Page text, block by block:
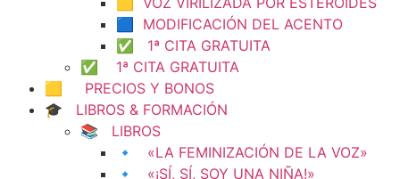
🟦 MODIFICACIÓN DEL ACENTO
✅ 1ª CITA GRATUITA
✅ 1ª CITA GRATUITA
🟨 PRECIOS Y BONOS
🎓 LIBROS & FORMACIÓN
📚 LIBROS
🔹 «LA FEMINIZACIÓN DE LA VOZ»
🔹 «¡SÍ, SÍ, SOY UNA NIÑA!»